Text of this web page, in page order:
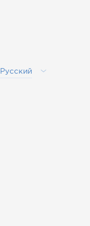
Русский